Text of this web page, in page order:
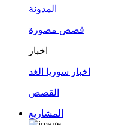
المدونة
قصص مصورة
اخبار
اخبار سوريا الغد
القصص
المشاريع